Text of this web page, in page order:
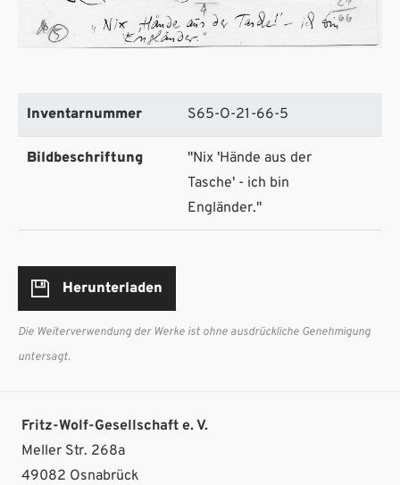
Inventarnummer S65-O-21-66-5
Bildbeschriftung
"Nix 'Hände aus der
Tasche' - ich bin
Engländer."
Herunterladen
Die Weiterverwendung der Werke ist ohne ausdrückliche Genehmigung
untersagt.
Fritz-Wolf-Gesellschaft e. V.
Meller Str. 268a
49082 Osnabrück